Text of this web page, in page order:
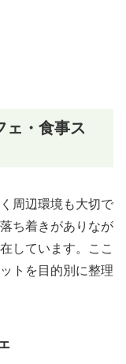
ェ・食事ス
周辺環境も大切で
ち着きがありなが
しています。ここ
トを目的別に整理